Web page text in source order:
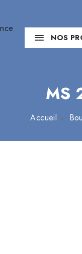
NOS
MS
Accueil